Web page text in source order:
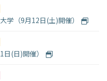
学（9月12日(土)開催）
(日)開催）